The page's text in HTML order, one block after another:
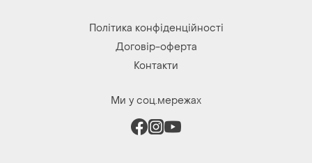
Політика конфіденційності
Договір-оферта
Контакти
Ми у соц.мережах